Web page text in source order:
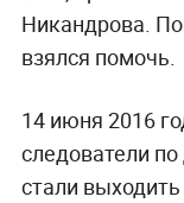
Никандрова. По
взялся помочь.
14 июня 2016
следователи
стали